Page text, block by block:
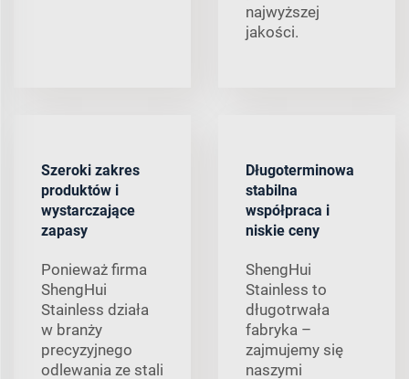
najwyższej
jakości.
Szeroki zakres
produktów i
wystarczające
zapasy
Ponieważ firma
ShengHui
Stainless działa
w branży
precyzyjnego
odlewania ze stali
Długoterminowa
stabilna
współpraca i
niskie ceny
ShengHui
Stainless to
długotrwała
fabryka –
zajmujemy się
naszymi